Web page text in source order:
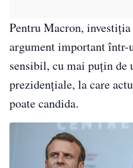
Pentru Macron,
argument important
sensibil, cu mai puțin de
prezidențiale, la care
poate candida.